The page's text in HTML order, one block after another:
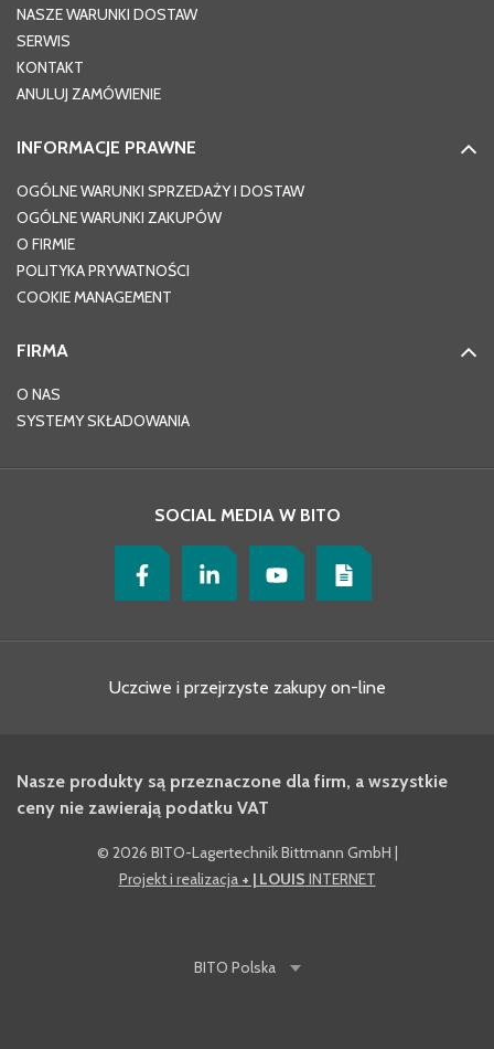
NASZE WARUNKI DOSTAW
SERWIS
KONTAKT
ANULUJ ZAMÓWIENIE
INFORMACJE PRAWNE
OGÓLNE WARUNKI SPRZEDAŻY I DOSTAW
OGÓLNE WARUNKI ZAKUPÓW
O FIRMIE
POLITYKA PRYWATNOŚCI
COOKIE MANAGEMENT
FIRMA
O NAS
SYSTEMY SKŁADOWANIA
SOCIAL MEDIA W BITO
Uczciwe i przejrzyste zakupy on-line
Nasze produkty są przeznaczone dla firm, a wszystkie
ceny nie zawierają podatku VAT
© 2026 BITO-Lagertechnik Bittmann GmbH |
Projekt i realizacja + | LOUIS INTERNET
BITO Polska